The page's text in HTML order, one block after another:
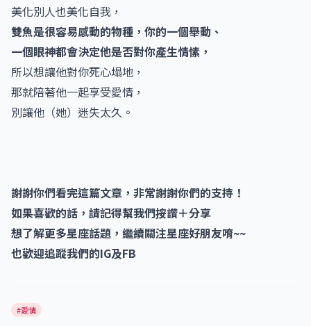
美化別人也美化自我，
雙魚是很容易感動的物種，你的一個舉動、
一個眼神都會決定他是否對你產生情愫，
所以想讓他對你死心塌地，
那就陪著他一起享受愛情，
別讓他（她）迷失太久。
謝謝你們看完這篇文章，非常謝謝你們的支持！
如果喜歡的話，請記得幫我們按讚＋分享
想了解更多星座話題，繼續關注星座好朋友唷~~
也歡迎追蹤我們的IG及FB
#愛情